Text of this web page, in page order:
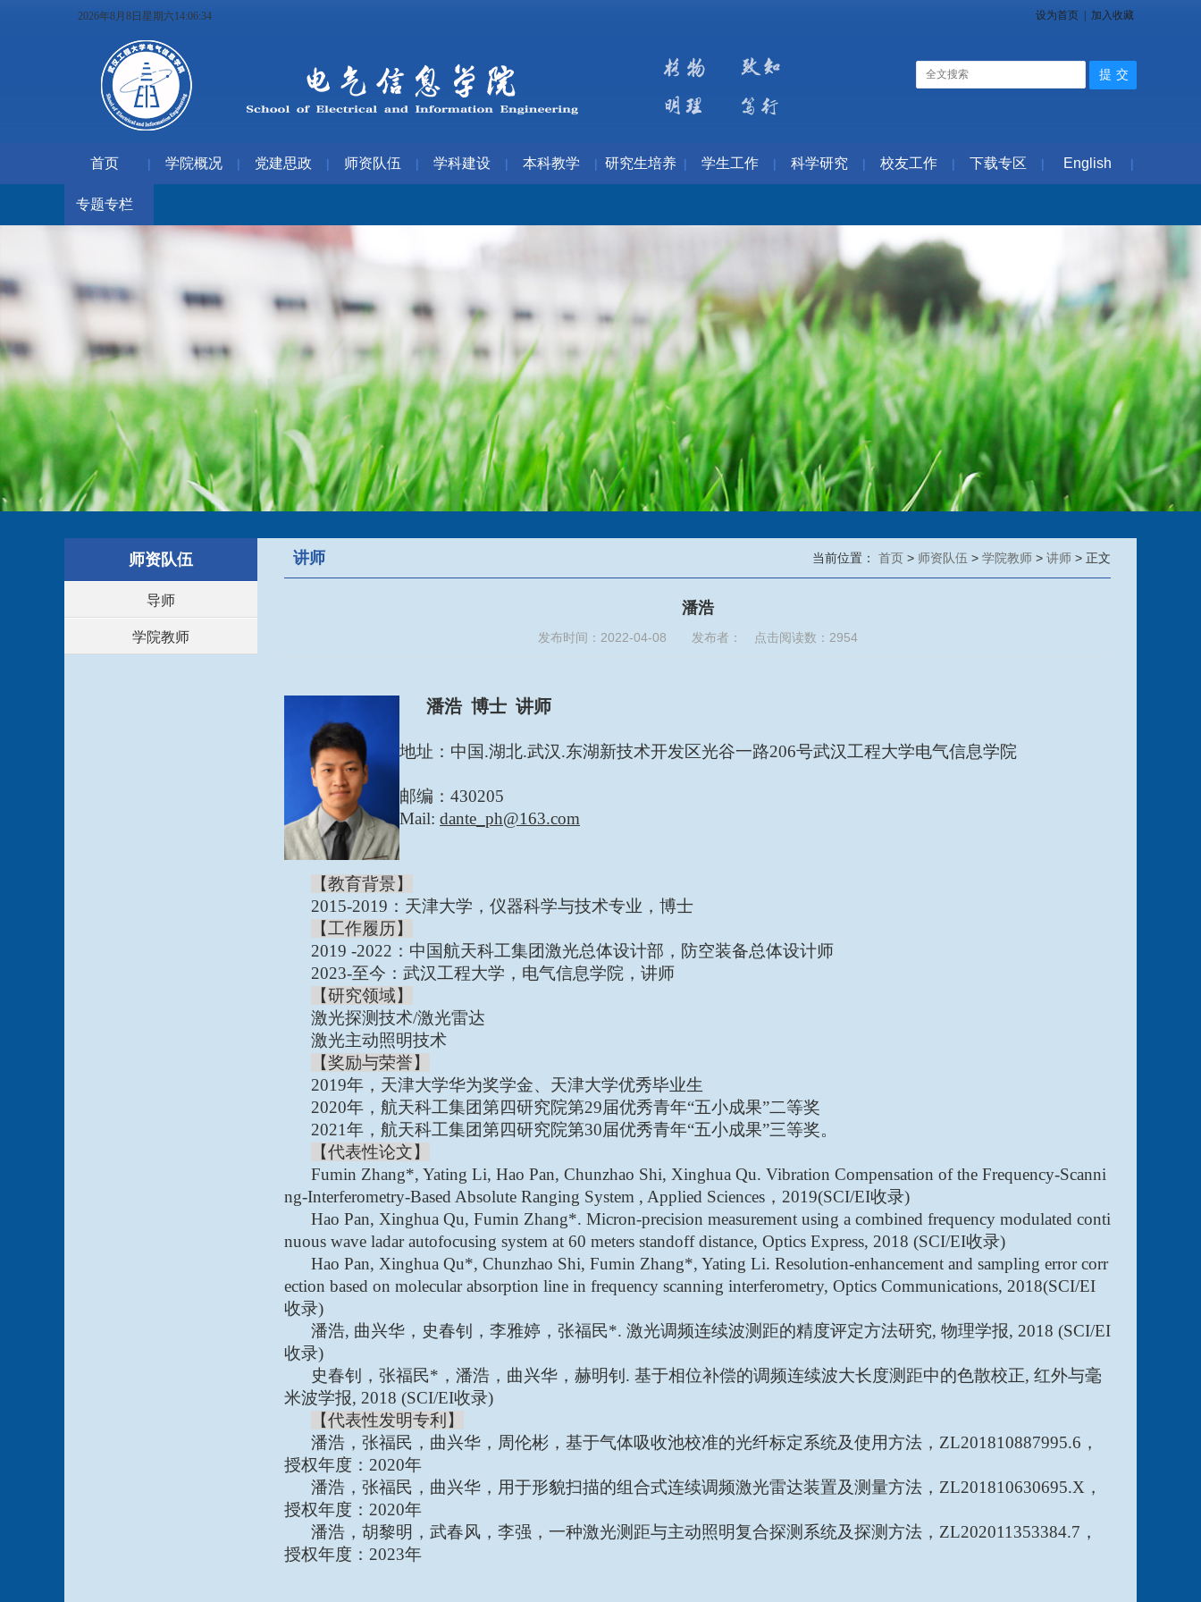
2026年8月8日星期六14:06:35 设为首页 加入收藏
首页 | 学院概况 | 党建思政 | 师资队伍 | 学科建设 | 本科教学 | 研究生培养 | 学生工作 | 科学研究 | 校友工作 | 下载专区 | English |
专题专栏
师资队伍
导师
学院教师
讲师 当前位置： 首页 > 师资队伍 > 学院教师 > 讲师 > 正文
潘浩
发布时间：2022-04-08 发布者： 点击阅读数： 2954
潘浩 博士 讲师
地址：中国.湖北.武汉.东湖新技术开发区光谷一路206号武汉工程大学电气信息学院
邮编： 430205
Mail: dante_ph@163.com
【教育背景】
2015-2019 ：天津大学，仪器科学与技术专业，博士
【工作履历】
2019 -2022 ：中国航天科工集团激光总体设计部，防空装备总体设计师
2023-至今：武汉工程大学，电气信息学院，讲师
【研究领域】
激光探测技术/激光雷达
激光主动照明技术
【奖励与荣誉】
2019年，天津大学华为奖学金、天津大学优秀毕业生
2020年，航天科工集团第四研究院第29届优秀青年“五小成果”二等奖
2021年，航天科工集团第四研究院第30届优秀青年“五小成果”三等奖。
【代表性论文】
Fumin Zhang*, Yating Li, Hao Pan, Chunzhao Shi, Xinghua Qu. Vibration Compensation of the Frequency-Scanni
ng-Interferometry-Based Absolute Ranging System , Applied Sciences ， 2019(SCI/EI收录)
Hao Pan, Xinghua Qu, Fumin Zhang*. Micron-precision measurement using a combined frequency modulated conti
nuous wave ladar autofocusing system at 60 meters standoff distance, Optics Express, 2018 (SCI/EI收录)
Hao Pan, Xinghua Qu*, Chunzhao Shi, Fumin Zhang*, Yating Li. Resolution-enhancement and sampling error corr
ection based on molecular absorption line in frequency scanning interferometry, Optics Communications, 2018(SCI/EI
收录)
潘浩, 曲兴华，史春钊，李雅婷，张福民*. 激光调频连续波测距的精度评定方法研究, 物理学报, 2018 (SCI/EI
收录)
史春钊，张福民* ，潘浩，曲兴华，赫明钊 . 基于相位补偿的调频连续波大长度测距中的色散校正, 红外与毫
米波学报, 2018 (SCI/EI收录)
【代表性发明专利】
潘浩，张福民，曲兴华，周伦彬，基于气体吸收池校准的光纤标定系统及使用方法， ZL201810887995.6 ，
授权年度： 2020年
潘浩，张福民，曲兴华，用于形貌扫描的组合式连续调频激光雷达装置及测量方法， ZL201810630695.X ，
授权年度： 2020年
潘浩，胡黎明，武春风，李强，一种激光测距与主动照明复合探测系统及探测方法， ZL202011353384.7 ，
授权年度： 2023年